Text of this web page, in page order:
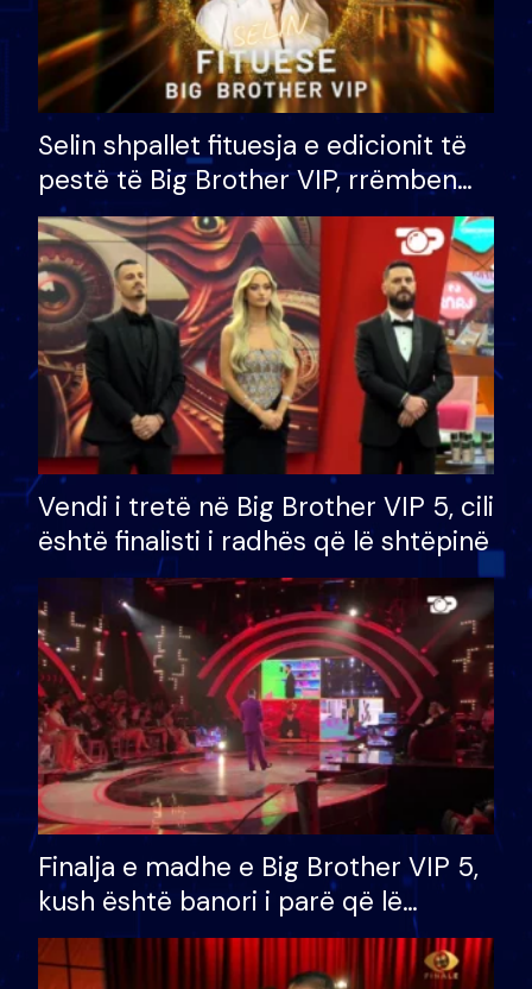
Selin shpallet fituesja e edicionit të
pestë të Big Brother VIP, rrëmben
çmimin e madh prej 100 mijë eurosh
Vendi i tretë në Big Brother VIP 5, cili
është finalisti i radhës që lë shtëpinë
Finalja e madhe e Big Brother VIP 5,
kush është banori i parë që lë
shtëpinë dhe humb mundësinë për
të fituar çmimin e madh